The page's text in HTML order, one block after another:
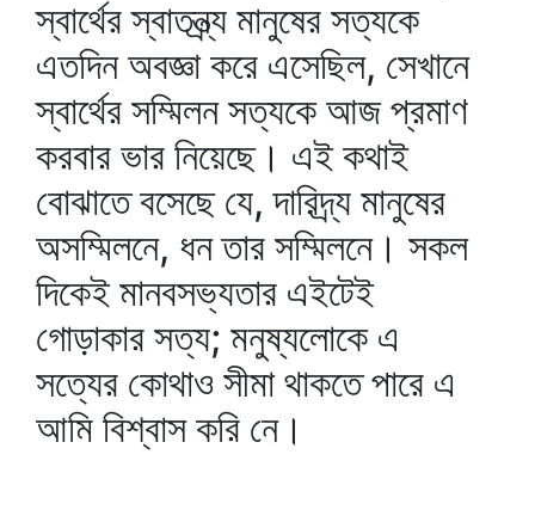
স্বার্থের স্বাতন্ত্র্য মানুষের সত্যকে
এতদিন অবজ্ঞা করে এসেছিল, সেখানে
স্বার্থের সম্মিলন সত্যকে আজ প্রমাণ
করবার ভার নিয়েছে। এই কথাই
বোঝাতে বসেছে যে, দারিদ্র্য মানুষের
অসম্মিলনে, ধন তার সম্মিলনে। সকল
দিকেই মানবসভ্যতার এইটেই
গোড়াকার সত্য; মনুষ্যলোকে এ
সত্যের কোথাও সীমা থাকতে পারে এ
আমি বিশ্বাস করি নে।